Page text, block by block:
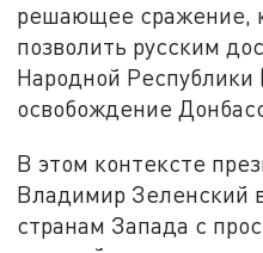
решающее сражение,
позволить русским
Народной
освобождение
В этом контексте
Владимир Зеленский
странам Запада с